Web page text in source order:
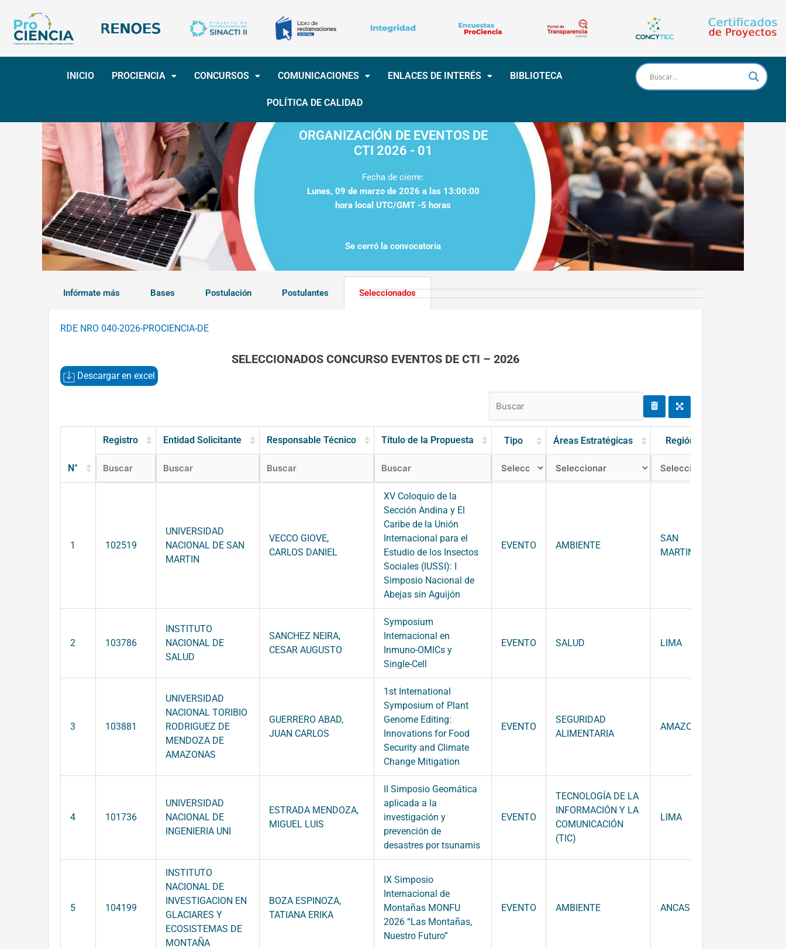
contenido
INICIO PROCIENCIA CONCURSOS COMUNICACIONES ENLACES DE INTERÉS BIBLIOTECA
POLÍTICA DE CALIDAD
ORGANIZACIÓN DE EVENTOS DE
CTI 2026 - 01
Fecha de cierre:
Lunes, 09 de marzo de 2026 a las 13:00:00
hora local UTC/GMT -5 horas
Se cerró la convocatoria
Infórmate más Bases Postulación Postulantes Seleccionados
RDE NRO 040-2026-PROCIENCIA-DE
SELECCIONADOS CONCURSO EVENTOS DE CTI – 2026
Descargar en excel
N°
Registro Entidad Solicitante Responsable Técnico Título de la Propuesta Tipo Áreas Estratégicas Región
1 102519
UNIVERSIDAD
NACIONAL DE SAN
MARTIN
VECCO GIOVE,
CARLOS DANIEL
XV Coloquio de la
Sección Andina y El
Caribe de la Unión
Internacional para el
Estudio de los Insectos
Sociales (IUSSI): I
Simposio Nacional de
Abejas sin Aguijón
EVENTO AMBIENTE
SAN
MARTIN
2 103786
INSTITUTO
NACIONAL DE
SALUD
SANCHEZ NEIRA,
CESAR AUGUSTO
Symposium
Internacional en
Inmuno-OMICs y
Single-Cell
EVENTO SALUD LIMA
3 103881
UNIVERSIDAD
NACIONAL TORIBIO
RODRIGUEZ DE
MENDOZA DE
AMAZONAS
GUERRERO ABAD,
JUAN CARLOS
1st International
Symposium of Plant
Genome Editing:
Innovations for Food
Security and Climate
Change Mitigation
EVENTO
SEGURIDAD
ALIMENTARIA
AMAZONAS
4 101736
UNIVERSIDAD
NACIONAL DE
INGENIERIA UNI
ESTRADA MENDOZA,
MIGUEL LUIS
II Simposio Geomática
aplicada a la
investigación y
prevención de
desastres por tsunamis
EVENTO
TECNOLOGÍA DE LA
INFORMACIÓN Y LA
COMUNICACIÓN
(TIC)
LIMA
5 104199
INSTITUTO
NACIONAL DE
INVESTIGACION EN
GLACIARES Y
ECOSISTEMAS DE
MONTAÑA
BOZA ESPINOZA,
TATIANA ERIKA
IX Simposio
Internacional de
Montañas MONFU
2026 “Las Montañas,
Nuestro Futuro”
EVENTO AMBIENTE ANCASH